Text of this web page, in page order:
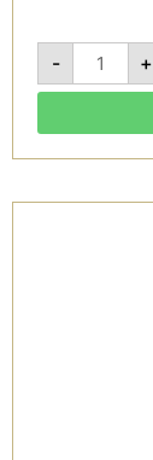
-
Il
Passaggio
-
Vino
-
Notaio
+